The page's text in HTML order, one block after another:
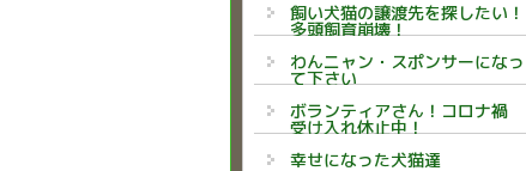
飼い犬猫の譲渡先を探したい！
多頭飼育崩壊！
わんニャン・スポンサーになっ
て下さい
ボランティアさん！コロナ禍
受け入れ休止中！
幸せになった犬猫達